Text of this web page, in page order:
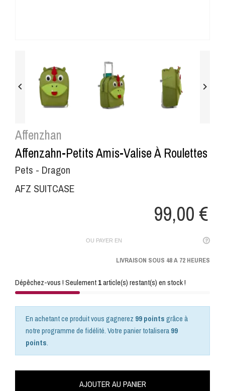
 
Affenzhan
Affenzahn-Petits Amis-Valise À Roulettes
Pets - Dragon
AFZ SUITCASE
99,00 €
OU PAYER EN
LIVRAISON SOUS 48 A 72 HEURES
Dépêchez-vous ! Seulement1article(s) restant(s) en stock !
En achetant ce produit vous gagnerez 99 pointsgrâce à
notre programme de fidélité. Votre panier totalisera99
points.
AJOUTER AU PANIER